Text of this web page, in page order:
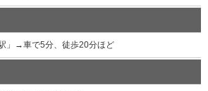
」→車で5分、徒歩20分ほど